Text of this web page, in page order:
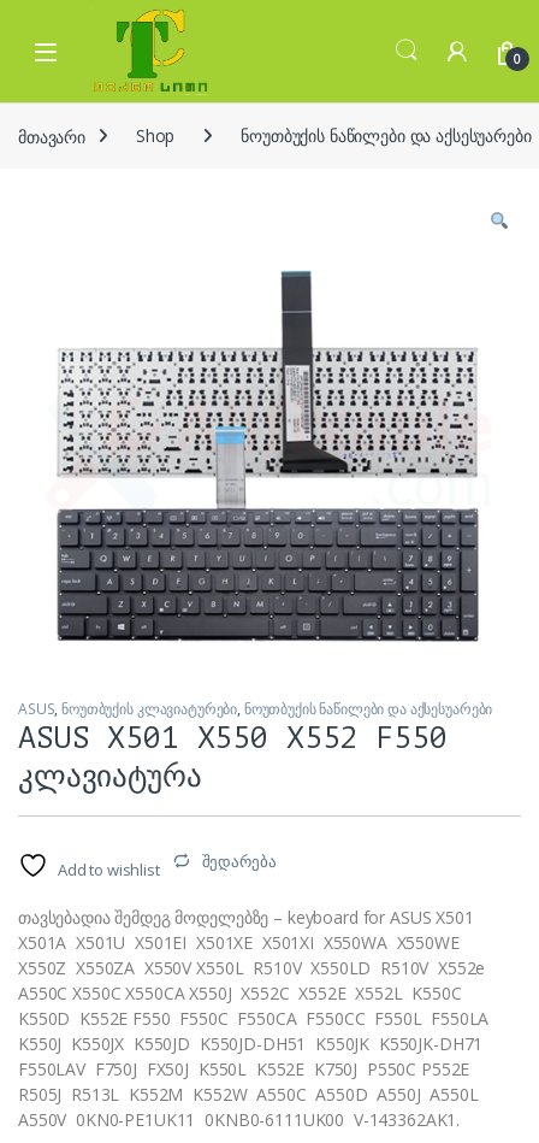
Skip to navigation
Skip to content
Open 0
მთავარი Shop ნოუთბუქის ნაწილები და აქსესუარები
ASUS,ნოუთბუქის კლავიატურები, ნოუთბუქის ნაწილები და აქსესუარები
ASUS X501 X550 X552 F550
კლავიატურა
Add to wishlist შედარება
თავსებადია შემდეგ მოდელებზე – keyboard for ASUS X501
X501A X501U X501EI X501XE X501XI X550WA X550WE
X550Z X550ZA X550V X550L R510V X550LD R510V X552e
A550C X550C X550CA X550J X552C X552E X552L K550C
K550D K552E F550 F550C F550CA F550CC F550L F550LA
K550J K550JX K550JD K550JD-DH51 K550JK K550JK-DH71
F550LAV F750J FX50J K550L K552E K750J P550C P552E
R505J R513L K552M K552W A550C A550D A550J A550L
A550V 0KN0-PE1UK11 0KNB0-6111UK00 V-143362AK1.